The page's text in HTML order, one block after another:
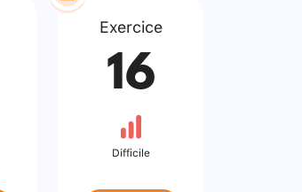
Exercice
16
Difficile